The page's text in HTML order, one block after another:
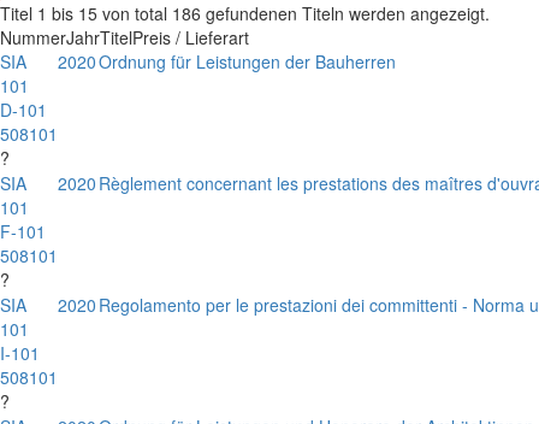
Titel 1 bis 15 von total 186 gefundenen Titeln werden angezeigt.
NummerJahrTitelPreis / Lieferart
SIA
101
D-101
508101
?
2020Ordnung für Leistungen der Bauherren
SIA
101
F-101
508101
?
2020 Règlement concernant les prestations des maîtres
SIA
101
I-101
508101
?
2020 Regolamento per le prestazioni dei committenti - Norma